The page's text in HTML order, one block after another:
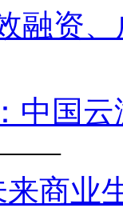
融资
中国
——
来商业